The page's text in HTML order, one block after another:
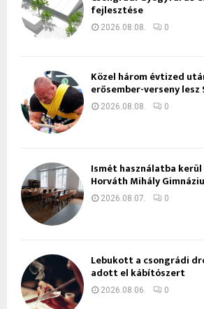
fejlesztése
2026.08.08. 0
Közel három évtized
erősember-verseny lesz
2026.08.08. 0
Ismét használatba
Horváth Mihály
2026.08.07. 0
Lebukott a csongrádi
adott el kábítószert
2026.08.06. 0